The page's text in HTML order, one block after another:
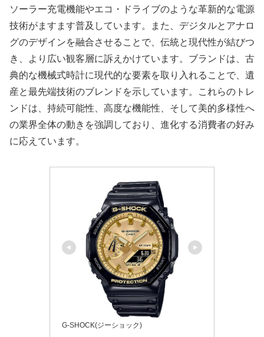
ソーラー充電機能やエコ・ドライブのような革新的な電源
技術がますます普及しています。また、デジタルとアナロ
グのデザインを融合させることで、伝統と現代性が結びつ
き、より広い観客層に訴えかけています。ブランドは、古
典的な機械式時計に現代的な要素を取り入れることで、遺
産と最先端技術のブレンドを示しています。これらのトレ
ンドは、持続可能性、高度な機能性、そして美的多様性へ
の業界全体の動きを強調しており、進化する消費者の好み
に応えています。
G-SHOCK(ジーショック)